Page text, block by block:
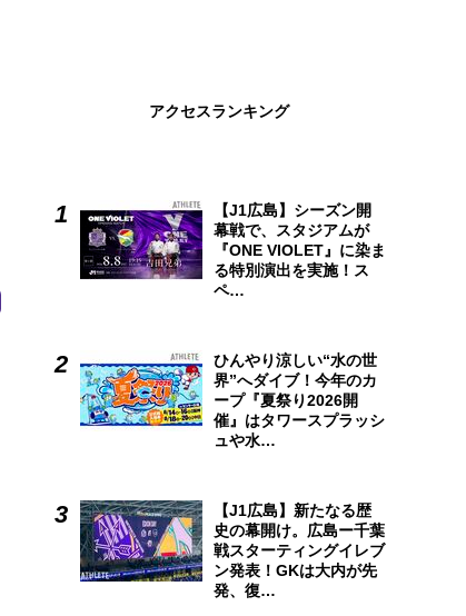
アクセスランキング
【J1広島】シーズン開
幕戦で、スタジアムが
『ONE VIOLET』に染ま
る特別演出を実施！ス
ペ…
ひんやり涼しい“水の世
界”へダイブ！今年のカ
ープ『夏祭り2026開
催』はタワースプラッシ
ュや水…
【J1広島】新たなる歴
史の幕開け。広島ー千葉
戦スターティングイレブ
ン発表！GKは大内が先
発、復…